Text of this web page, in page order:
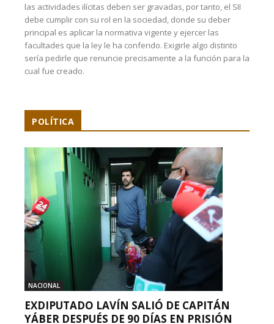
las actividades ilícitas deben ser gravadas, por tanto, el SII
debe cumplir con su rol en la sociedad, donde su deber
principal es aplicar la normativa vigente y ejercer las
facultades que la ley le ha conferido. Exigirle algo distinto
sería pedirle que renuncie precisamente a la función para la
cual fue creado.
POLÍTICA
NACIONAL
EXDIPUTADO LAVÍN SALIÓ DE CAPITÁN
YÁBER DESPUÉS DE 90 DÍAS EN PRISIÓN